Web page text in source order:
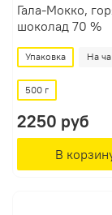
Гала-Мокко,
шоколад 70 %
Упаковка На
500 г
2250 руб
В